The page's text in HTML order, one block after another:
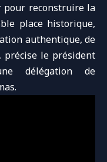
pour reconstruire la
place historique,
authentique, de
précise le président
délégation de